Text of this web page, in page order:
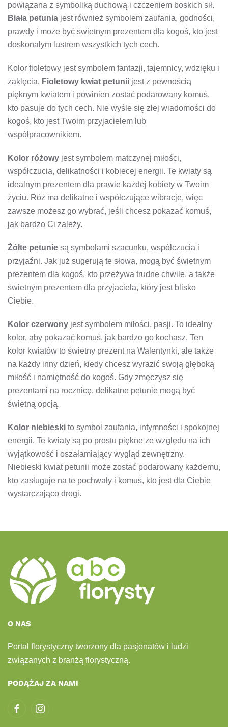
powiązana z symboliką duchową i czczeniem boskich sił.
Biała petunia jest również symbolem zaufania, godności,
prawdy i może być świetnym prezentem dla kogoś, kto jest
doskonałym lustrem wszystkich tych cech.
Kolor fioletowy jest symbolem fantazji, tajemnicy, wdzięku i
zaklęcia. Fioletowy kwiat petunii jest z pewnością
pięknym kwiatem i powinien zostać podarowany komuś,
kto pasuje do tych cech. Nie wyśle ​​się złej wiadomości do
kogoś, kto jest Twoim przyjacielem lub
współpracownikiem.
Kolor różowy jest symbolem matczynej miłości,
współczucia, delikatności i kobiecej energii. Te kwiaty są
idealnym prezentem dla prawie każdej kobiety w Twoim
życiu. Róż ma delikatne i współczujące wibracje, więc
zawsze możesz go wybrać, jeśli chcesz pokazać komuś,
jak bardzo Ci zależy.
Żółte petunie są symbolami szacunku, współczucia i
przyjaźni. Jak już sugerują te słowa, mogą być świetnym
prezentem dla kogoś, kto przeżywa trudne chwile, a także
świetnym prezentem dla przyjaciela, który jest blisko
Ciebie.
Kolor czerwony jest symbolem miłości, pasji. To idealny
kolor, aby pokazać komuś, jak bardzo go kochasz. Ten
kolor kwiatów to świetny prezent na Walentynki, ale także
na każdy inny dzień, kiedy chcesz wyrazić swoją głęboką
miłość i namiętność do kogoś. Gdy zmęczysz się
prezentami na rocznicę, delikatne petunie mogą być
świetną opcją.
Kolor niebieski to symbol zaufania, intymności i spokojnej
energii. Te kwiaty są po prostu piękne ze względu na ich
wyjątkowość i oszałamiający wygląd zewnętrzny.
Niebieski kwiat petunii może zostać podarowany każdemu,
kto zasługuje na te pochwały i komuś, kto jest dla Ciebie
wystarczająco drogi.
O NAS
Portal florystyczny tworzony dla pasjonatów i ludzi
związanych z branżą florystyczną.
PODĄŻAJ ZA NAMI